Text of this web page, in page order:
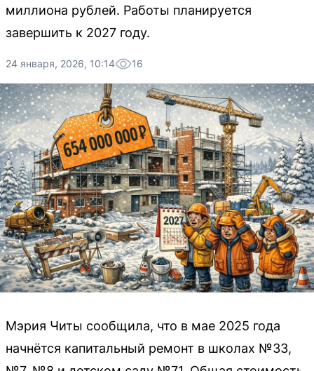
миллиона рублей. Работы планируется
завершить к 2027 году.
24 января, 2026, 10:14 16
Мэрия Читы сообщила, что в мае 2025 года
начнётся капитальный ремонт в школах №33,